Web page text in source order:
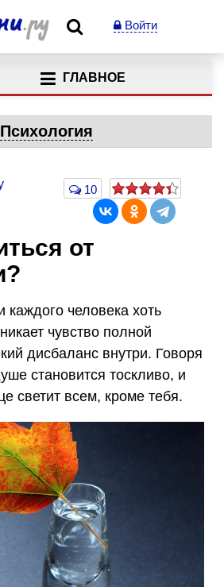
Войти
ГЛАВНОЕ
Психология
10
от
человека хоть
чувство полной
дисбаланс внутри. Говоря
становится тоскливо, и
светит всем, кроме тебя.